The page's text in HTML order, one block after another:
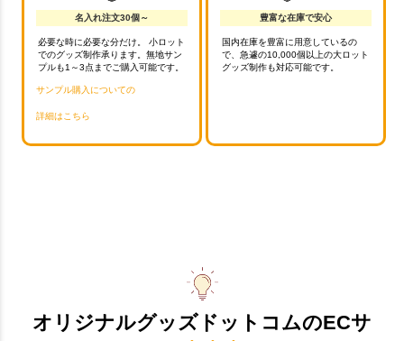
名入れ注文30個～
必要な時に必要な分だけ。 小ロット
でのグッズ制作承ります。無地サン
プルも1～3点までご購入可能です。
サンプル購入についての
詳細はこちら
豊富な在庫で安心
国内在庫を豊富に用意しているの
で、急遽の10,000個以上の大ロット
グッズ制作も対応可能です。
オリジナルグッズドットコムのECサ